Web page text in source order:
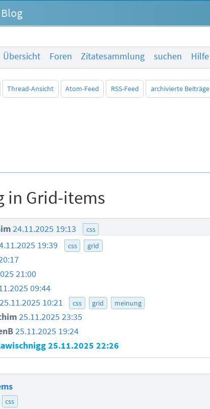
Blog
Übersicht Foren Zitatesammlung suchen Hilfe
Thread-Ansicht Atom-Feed RSS-Feed archivierte Beiträge
in Grid-items
24.11.2025 19:13 css
19:39 css grid
21:00
09:44
25.11.2025 10:21 css grid meinung
25.11.2025 23:35
25.11.2025 19:24
25.11.2025 22:26
css